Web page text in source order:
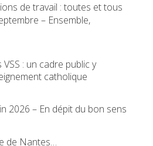
de travail : toutes et tous
– Ensemble,
: un cadre public y
catholique
2026 – En dépit du bon sens
de Nantes…